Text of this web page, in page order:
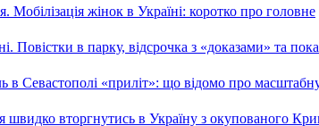
Мобілізація жінок в Україні: коротко про головне
Повістки в парку, відсрочка з «доказами» та
в Севастополі «приліт»: що відомо про
швидко вторгнутись в Україну з окупованого